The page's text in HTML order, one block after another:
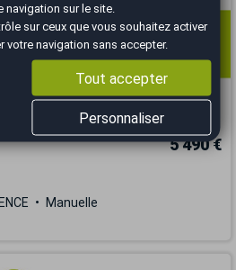
5 490 €
Manuelle
sur le site.
sur ceux que vous souhaitez activer
votre navigation sans accepter.
Tout accepter
Personnaliser